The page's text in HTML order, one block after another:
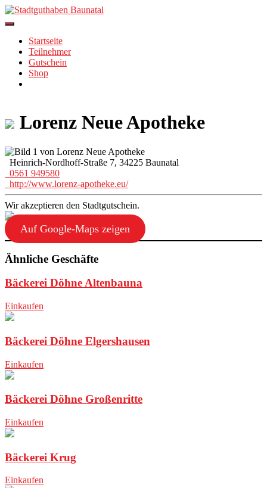
Skip
to
Startseite
Teilnehmer
Gutschein
Shop
Lorenz Neue Apotheke
Heinrich-Nordhoff-Straße 7, 34225 Baunatal
0561 949580
http://www.lorenz-apotheke.eu/
Wir akzeptieren den Stadtgutschein.
Auf Google-Maps zeigen
Ähnliche Geschäfte
Bäckerei Döhne Altenbauna
Einkaufen
Bäckerei Döhne Elgershausen
Einkaufen
Bäckerei Döhne Großenritte
Einkaufen
Bäckerei Krug
Einkaufen